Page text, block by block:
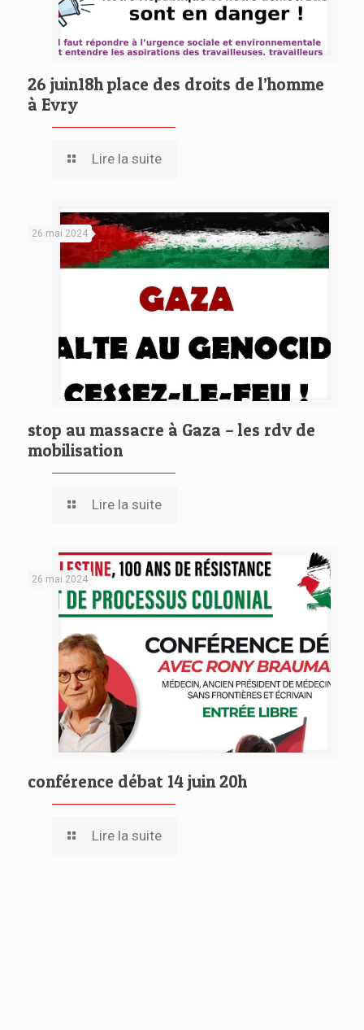
26 juin18h place des droits de l’homme
à Evry
Lire la suite
26 mai 2024
stop au massacre à Gaza – les rdv de
mobilisation
Lire la suite
26 mai 2024
conférence débat 14 juin 20h
Lire la suite